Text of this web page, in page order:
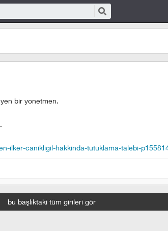
bir yonetmen.
ilker-canikligil-hakkinda-tutuklama-talebi-
bu başlıktaki tüm girileri gör